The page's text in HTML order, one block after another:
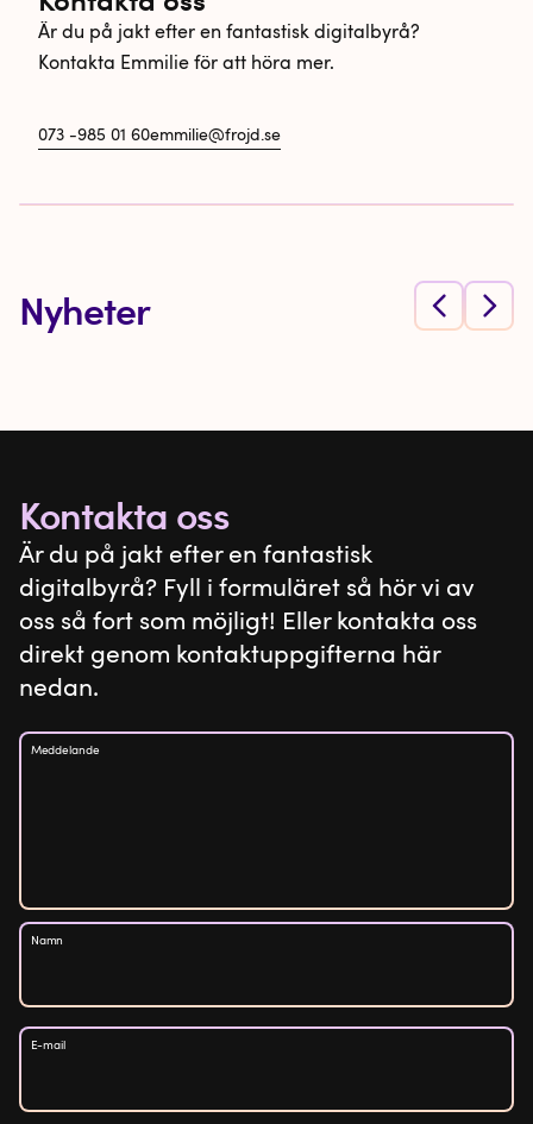
Är du på jakt efter en fantastisk digitalbyrå?
Kontakta Emmilie för att höra mer.
073 -985 01 60emmilie@frojd.se
Nyheter
Kontakta oss
Är du på jakt efter en fantastisk
digitalbyrå? Fyll i formuläret så hör vi av
oss så fort som möjligt! Eller kontakta oss
direkt genom kontaktuppgifterna här
nedan.
Meddelande
Namn
E-mail